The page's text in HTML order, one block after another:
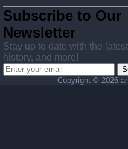
Subscribe to Our
Newsletter
Stay up to date with the
history, and more!
Copyright © 2026